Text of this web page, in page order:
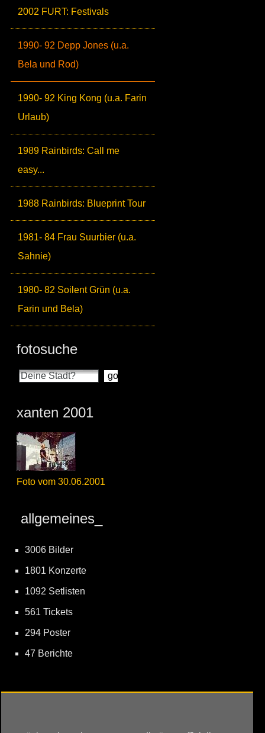
2002 FURT: Festivals
1990- 92 Depp Jones (u.a.
Bela und Rod)
1990- 92 King Kong (u.a. Farin
Urlaub)
1989 Rainbirds: Call me
easy...
1988 Rainbirds: Blueprint Tour
1981- 84 Frau Suurbier (u.a.
Sahnie)
1980- 82 Soilent Grün (u.a.
Farin und Bela)
fotosuche
xanten 2001
Foto vom 30.06.2001
allgemeines_
3006 Bilder
1801 Konzerte
1092 Setlisten
561 Tickets
294 Poster
47 Berichte